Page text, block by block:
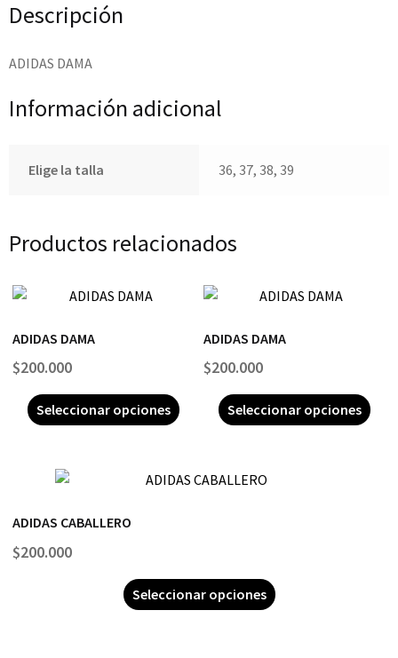
Descripción
ADIDAS DAMA
Información adicional
Elige la talla 36, 37, 38, 39
Productos relacionados
ADIDAS DAMA
$200.000
Seleccionar opciones
ADIDAS DAMA
$200.000
Seleccionar opciones
ADIDAS CABALLERO
$200.000
Seleccionar opciones